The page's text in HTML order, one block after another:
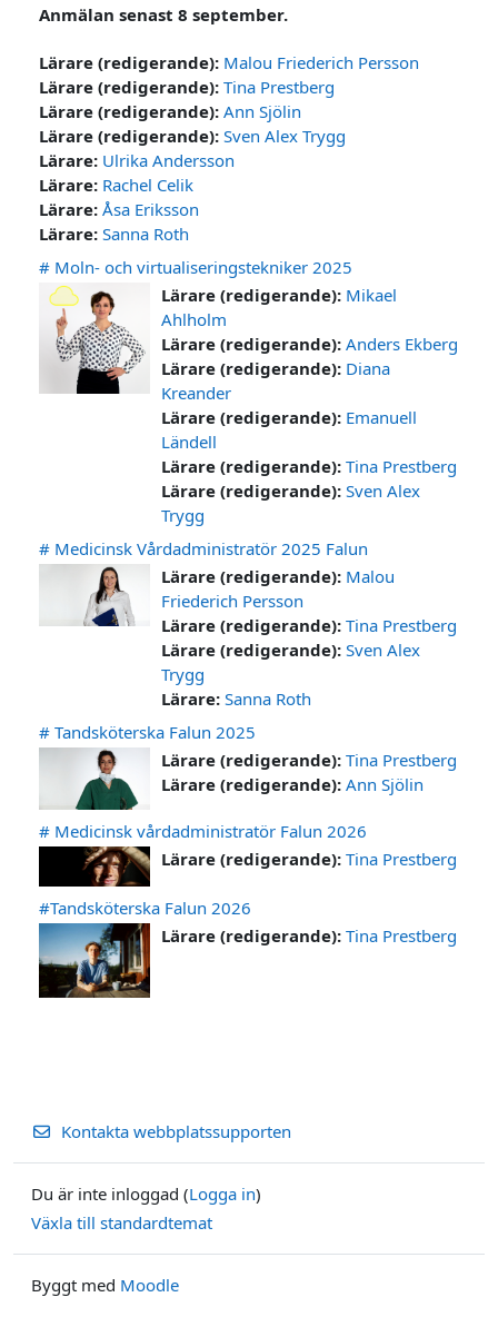
Anmälan senast 8 september.
Lärare (redigerande): Malou Friederich Persson
Lärare (redigerande):Tina Prestberg
Lärare (redigerande):Ann Sjölin
Lärare (redigerande):Sven Alex Trygg
Lärare: Ulrika Andersson
Lärare: Rachel Celik
Lärare:Åsa Eriksson
Lärare:Sanna Roth
# Moln- och virtualiseringstekniker 2025
Lärare (redigerande): Mikael
Ahlholm
Lärare (redigerande):Anders Ekberg
Lärare (redigerande): Diana
Kreander
Lärare (redigerande): Emanuell
Ländell
Lärare (redigerande):Tina Prestberg
Lärare (redigerande):Sven Alex
Trygg
# Medicinsk Vårdadministratör 2025 Falun
Lärare (redigerande): Malou
Friederich Persson
Lärare (redigerande):Tina Prestberg
Lärare (redigerande):Sven Alex
Trygg
Lärare:Sanna Roth
# Tandsköterska Falun 2025
Lärare (redigerande):Tina Prestberg
Lärare (redigerande):Ann Sjölin
# Medicinsk vårdadministratör Falun 2026
Lärare (redigerande):Tina Prestberg
#Tandsköterska Falun 2026
Lärare (redigerande):Tina Prestberg
Kontakta webbplatssupporten
Du är inte inloggad (Logga in)
Växla till standardtemat
Byggt med Moodle